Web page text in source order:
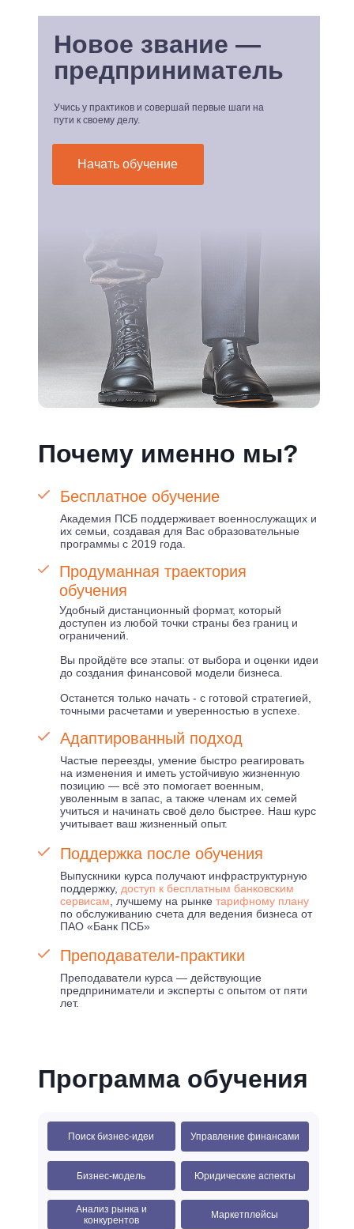
Начать обучение
Новое звание —
предприниматель
Учись у практиков и совершай первые шаги на
пути к своему делу.
Почему именно мы?
Вы пройдёте все этапы: от выбора и оценки идеи
до создания финансовой модели бизнеса.
Останется только начать - с готовой стратегией,
точными расчетами и уверенностью в успехе.
Преподаватели-практики
Преподаватели курса — действующие
предприниматели и эксперты с опытом от пяти
лет.
Выпускники курса получают инфраструктурную
поддержку, доступ к бесплатным банковским
сервисам , лучшему на рынке тарифному плану
по обслуживанию счета для ведения бизнеса от
ПАО «Банк ПСБ»
Поддержка после обучения
Адаптированный подход
Частые переезды, умение быстро реагировать
на изменения и иметь устойчивую жизненную
позицию — всё это помогает военным,
уволенным в запас, а также членам их семей
учиться и начинать своё дело быстрее. Наш курс
учитывает ваш жизненный опыт.
Удобный дистанционный формат, который
доступен из любой точки страны без границ и
ограничений.
Продуманная траектория
обучения
Бесплатное обучение
Академия ПСБ поддерживает военнослужащих и
их семьи, создавая для Вас образовательные
программы с 2019 года.
Программа обучения
Поиск бизнес-идеи Управление финансами
Бизнес-модель
Маркетплейсы
Анализ рынка и
конкурентов
Юридические аспекты